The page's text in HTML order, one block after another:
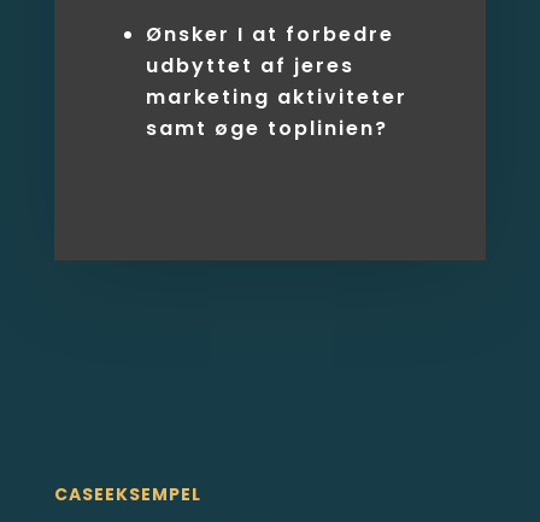
Ønsker I at forbedre
udbyttet af jeres
marketing aktiviteter
samt øge toplinien?
CASEEKSEMPEL